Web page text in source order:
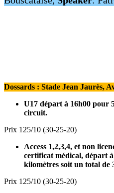
Dossards : Stade Jean Jaurès,
U17 départ à 16h00 pour
circuit.
Prix 125/10 (30-25-20)
Access 1,2,3,4, et non
certificat médical, départ
kilomètres soit un total de
Prix 125/10 (30-25-20)